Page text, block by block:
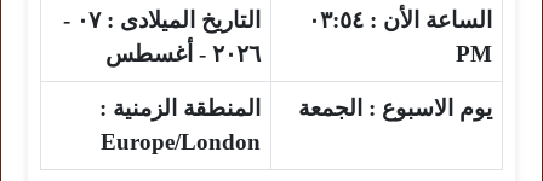
الساعة الأن : ٠٣:٥٤
PM
التاريخ الميلادى :
٠٧ -
٢٠٢٦ - أغسطس
يوم الاسبوع : الجمعة
المنطقة الزمنية :
Europe/London